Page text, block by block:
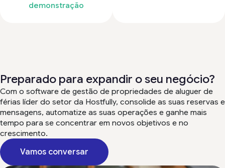
demonstração
Preparado para expandir o seu negócio?
Com o software de gestão de propriedades de aluguer de
férias líder do setor da Hostfully, consolide as suas reservas e
mensagens, automatize as suas operações e ganhe mais
tempo para se concentrar em novos objetivos e no
crescimento.
Vamos conversar